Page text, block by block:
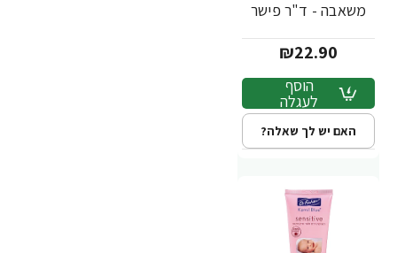
משאבה - ד"ר פישר
₪22.90
הוסף
לעגלה
האם יש לך שאלה?